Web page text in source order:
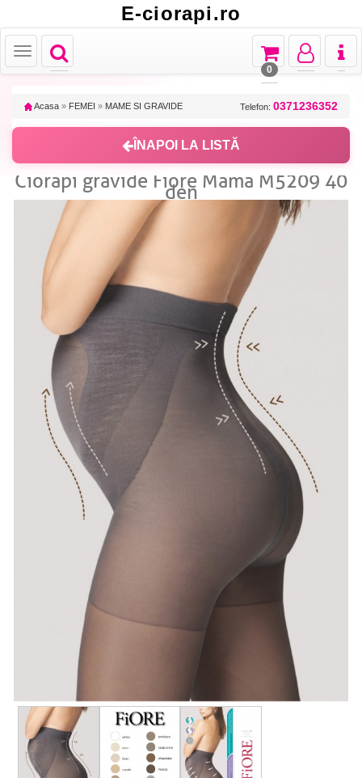
E-ciorapi.ro
Toggle
navigation
Toggle
Toggle
navigation
Toggle
navigation
Toggle
navigation
0
Acasa » FEMEI » MAME SI GRAVIDE Telefon: 0371236352
ÎNAPOI LA LISTĂ
Ciorapi gravide Fiore Mama M5209 40
den